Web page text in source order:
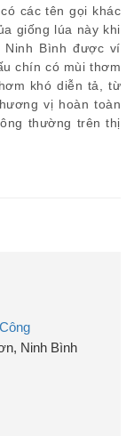
các tên gọi khác
giống lúa này khi
Ninh Bình được ví
chín có mùi thơm
khó diễn tả, từ
vị hoàn toàn
thường trên thị
Ninh Bình